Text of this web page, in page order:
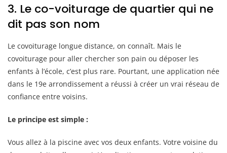
3. Le co-voiturage de quartier qui ne
dit pas son nom
Le covoiturage longue distance, on connaît. Mais le
covoiturage pour aller chercher son pain ou déposer les
enfants à l’école, c’est plus rare. Pourtant, une application née
dans le 19e arrondissement a réussi à créer un vrai réseau de
confiance entre voisins.
Le principe est simple :
Vous allez à la piscine avec vos deux enfants. Votre voisine du